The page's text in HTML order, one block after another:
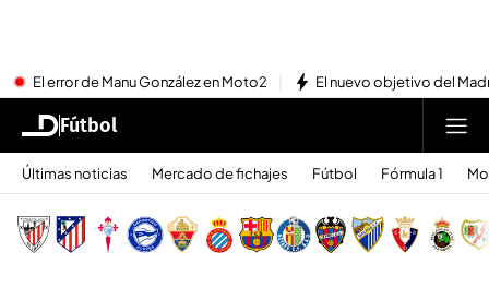
El error de Manu González en Moto2 El nuevo objetivo del
Fútbol
Últimas noticias Mercado de fichajes Fútbol Fórmula 1